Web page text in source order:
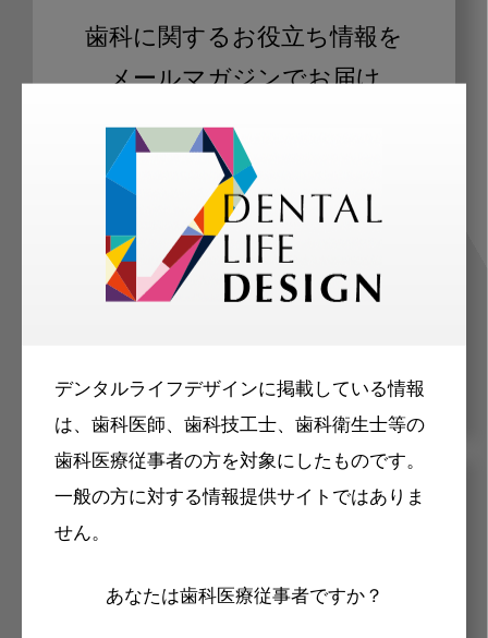
デンタルライフデザインに掲載している情報
は、歯科医師、歯科技工士、歯科衛生士等の
歯科医療従事者の方を対象にしたものです。
一般の方に対する情報提供サイトではありま
せん。
あなたは歯科医療従事者ですか？
歯科に関するお役立ち情報を
メールマガジンでお届け
ご登録いただいた職種（歯科医師、歯
科衛生士、歯科技工士）に合わせた内
容のメールマガジンをお届けします。
メリット